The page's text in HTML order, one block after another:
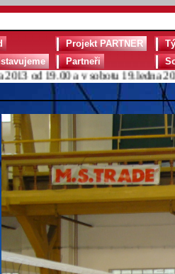
Projekt PARTNER
Partneři
19.00 a v sobotu 19.ledna 2013